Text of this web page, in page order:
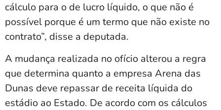
cálculo para o de lucro líquido, o que não é
possível porque é um termo que não existe no
contrato”, disse a deputada.
A mudança realizada no ofício alterou a regra
que determina quanto a empresa Arena das
Dunas deve repassar de receita líquida do
estádio ao Estado. De acordo com os cálculos